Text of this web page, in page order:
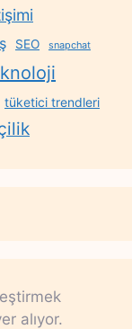
SEO snapchat
tüketici trendleri
alıyor.